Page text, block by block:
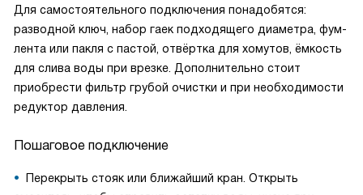
Для самостоятельного подключения понадобятся:
разводной ключ, набор гаек подходящего диаметра, фум-
лента или пакля с пастой, отвёртка для хомутов, ёмкость
для слива воды при врезке. Дополнительно стоит
приобрести фильтр грубой очистки и при необходимости
редуктор давления.
Пошаговое подключение
Перекрыть стояк или ближайший кран. Открыть